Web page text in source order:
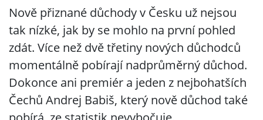
Nově přiznané důchody v Česku už nejsou
tak nízké, jak by se mohlo na první pohled
zdát. Více než dvě třetiny nových důchodců
momentálně pobírají nadprůměrný důchod.
Dokonce ani premiér a jeden z nejbohatších
Čechů Andrej Babiš, který nově důchod také